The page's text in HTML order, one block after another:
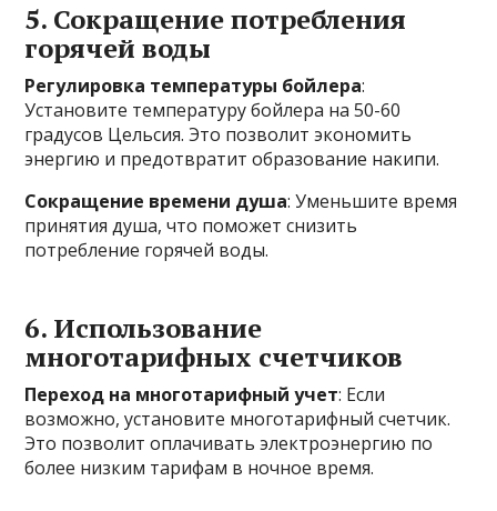
5. Сокращение потребления
горячей воды
Регулировка температуры бойлера:
Установите температуру бойлера на 50-60
градусов Цельсия. Это позволит экономить
энергию и предотвратит образование накипи.
Сокращение времени душа: Уменьшите время
принятия душа, что поможет снизить
потребление горячей воды.
6. Использование
многотарифных счетчиков
Переход на многотарифный учет: Если
возможно, установите многотарифный счетчик.
Это позволит оплачивать электроэнергию по
более низким тарифам в ночное время.